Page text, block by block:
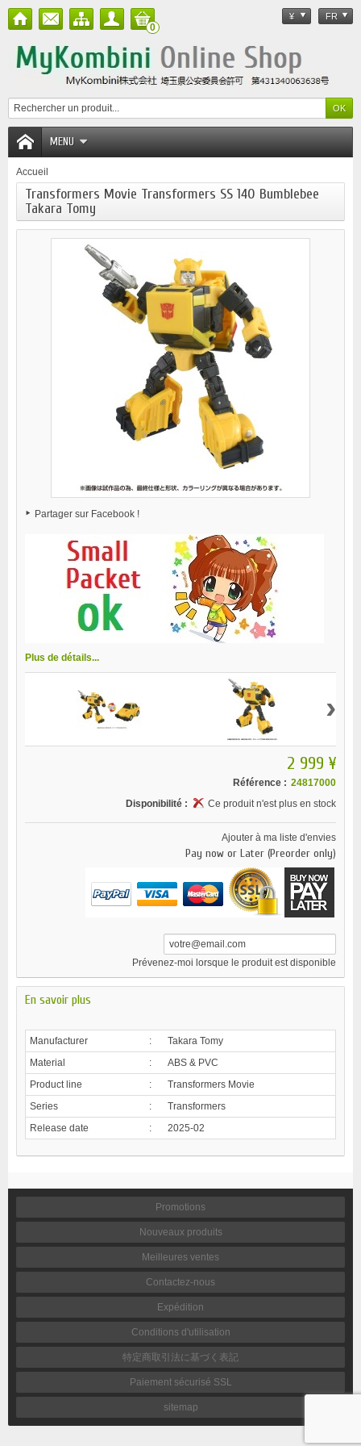
¥ FR
0
MENU
Accueil
Transformers Movie Transformers SS 140 Bumblebee
Takara Tomy
Partager sur Facebook !
Plus de détails...
›
2 999 ¥
Référence : 24817000
Disponibilité :
Ce produit n'est plus en stock
Ajouter à ma liste d'envies
Pay now or Later (Preorder only)
Prévenez-moi lorsque le produit est disponible
En savoir plus
Manufacturer :
Takara Tomy
Material
:
ABS & PVC
Product line
:
Transformers Movie
Series
:
Transformers
Release date
: 2025-02
Promotions
Nouveaux produits
Meilleures ventes
Contactez-nous
Expédition
Conditions d'utilisation
特定商取引法に基づく表記
Paiement sécurisé SSL
sitemap